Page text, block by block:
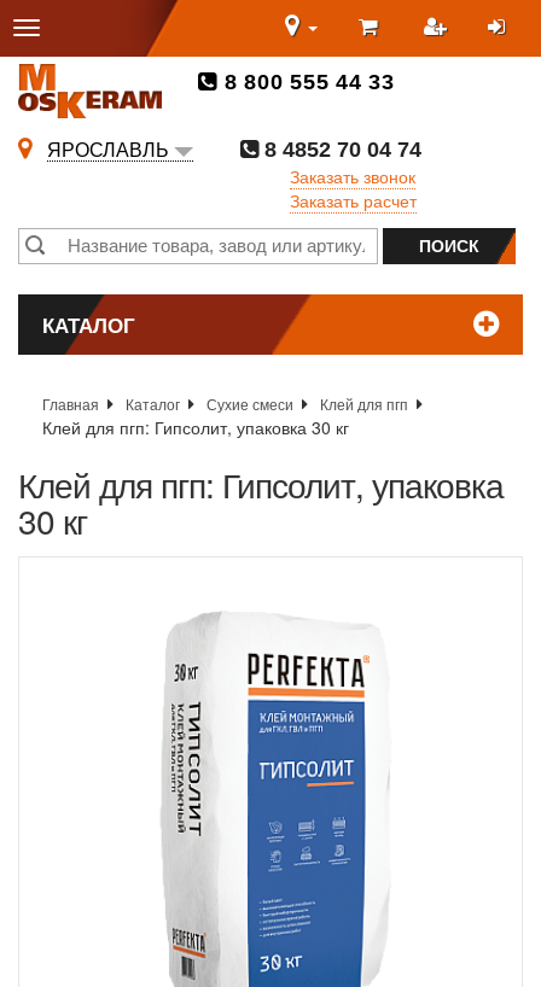
8 800 555 44 33
ЯРОСЛАВЛЬ
8 4852 70 04 74
Заказать звонок
Заказать расчет
КАТАЛОГ
Главная Каталог Сухие смеси Клей для пгп
Клей для пгп: Гипсолит, упаковка 30 кг
Клей для пгп: Гипсолит, упаковка
30 кг